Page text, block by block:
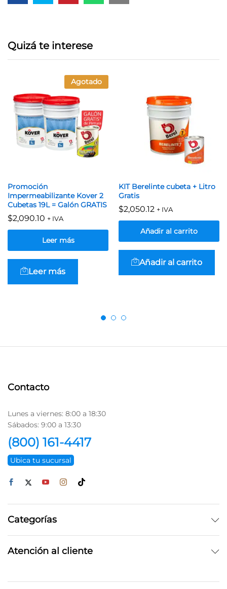
Quizá te interese
Agotado
Promoción
Impermeabilizante Kover 2
Cubetas 19L = Galón GRATIS
$2,090.10 + IVA
Leer más
Leer más
KIT Berelinte cubeta + Litro
Gratis
$2,050.12 + IVA
Añadir al carrito
Añadir al carrito
Contacto
Lunes a viernes: 8:00 a 18:30
Sábados: 9:00 a 13:30
(800) 161-4417
Ubica tu sucursal
Categorías
Atención al cliente